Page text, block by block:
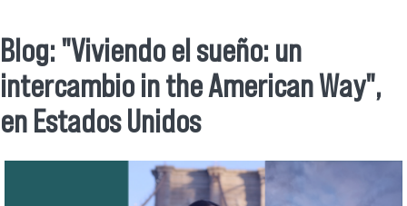
Se encuentra usted aquí
Blog: "Viviendo el sueño: un
intercambio in the American Way",
en Estados Unidos